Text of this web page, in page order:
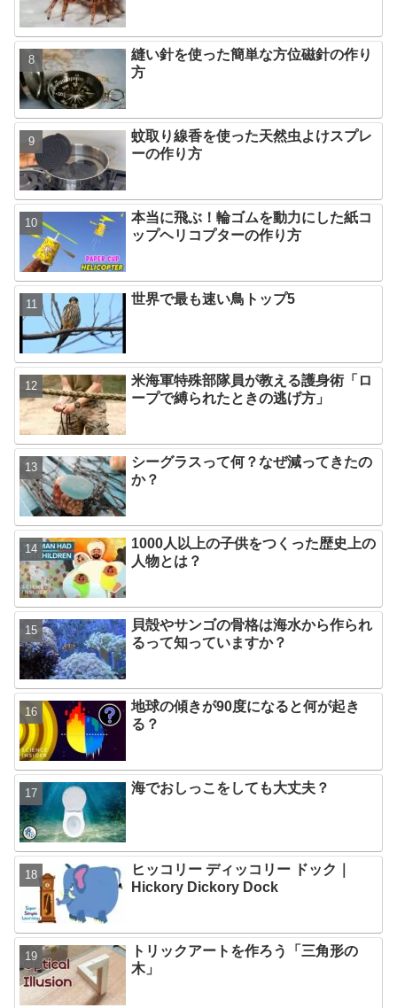
縫い針を使った簡単な方位磁針の作り
方
蚊取り線香を使った天然虫よけスプレ
ーの作り方
本当に飛ぶ！輪ゴムを動力にした紙コ
ップヘリコプターの作り方
世界で最も速い鳥トップ5
米海軍特殊部隊員が教える護身術「ロ
ープで縛られたときの逃げ方」
シーグラスって何？なぜ減ってきたの
か？
1000人以上の子供をつくった歴史上の
人物とは？
貝殻やサンゴの骨格は海水から作られ
るって知っていますか？
地球の傾きが90度になると何が起き
る？
海でおしっこをしても大丈夫？
ヒッコリー ディッコリー ドック｜
Hickory Dickory Dock
トリックアートを作ろう「三角形の
木」